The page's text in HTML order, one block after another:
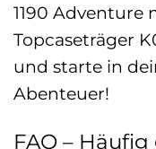
1190 Adventure
Topcaseträger
und starte in
Abenteuer!
FAQ –